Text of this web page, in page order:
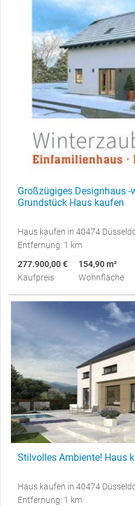
Großzügiges Designhaus -
Grundstück Haus kaufen
Haus kaufen in 40474
Entfernung: 1 km
277.900,00 €
Kaufpreis
154,90 m²
Wohnfläche
Stilvolles Ambiente! Haus
Haus kaufen in 40474
Entfernung: 1 km